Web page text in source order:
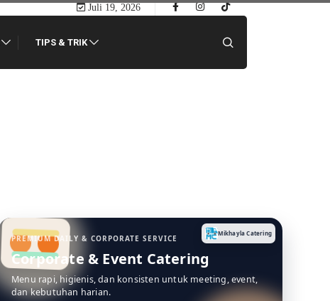
Juli 19, 2026
TIPS & TRIK
Mikhayla Catering
PREMIUM DAILY & CORPORATE SERVICE
Corporate & Event Catering
Menu rapi, higienis, dan konsisten untuk meeting, event,
dan kebutuhan harian.